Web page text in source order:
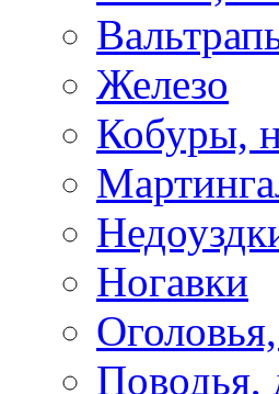
Железо
Кобуры,
Ногавки
Поводья,